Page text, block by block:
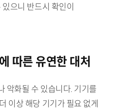
으니 반드시 확인이
따른 유연한 대처
악화될 수 있습니다. 기기를
이상 해당 기기가 필요 없게